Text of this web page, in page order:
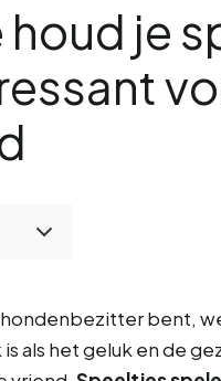
houd je
hondenbezitter bent,
als het geluk en de